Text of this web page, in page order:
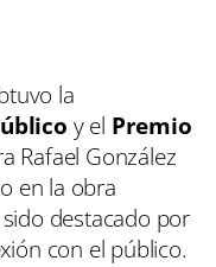
la
y el Premio
Rafael González
en la obra
destacado por
con el público.